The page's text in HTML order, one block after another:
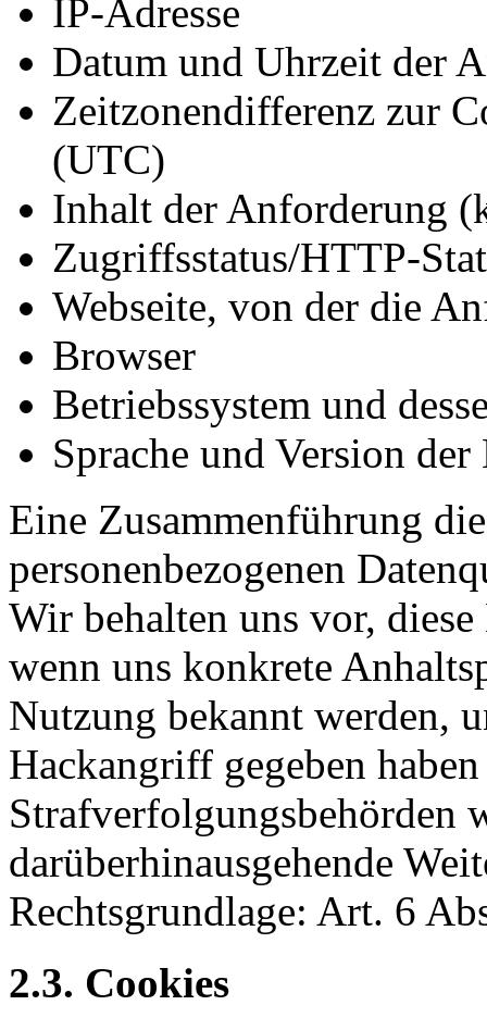
IP-Adresse
Datum und Uhrzeit der
Zeitzonendifferenz zur
(UTC)
Inhalt der Anforderung
Zugriffsstatus/HTTP-
Webseite, von der die
Browser
Betriebssystem und
Sprache und Version
Eine Zusammenführung
personenbezogenen
Wir behalten uns vor,
wenn uns konkrete
Nutzung bekannt werden,
Hackangriff gegeben
Strafverfolgungsbehörden
darüberhinausgehende
Rechtsgrundlage: Art. 6
2.3. Cookies